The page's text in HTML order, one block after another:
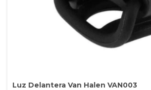
Luz Delantera Van Halen VAN003